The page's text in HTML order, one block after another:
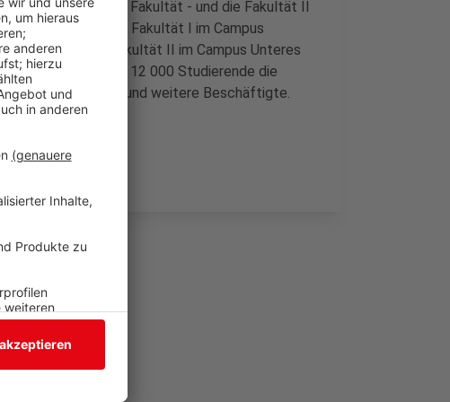
Philosophische Fakultät - und die Fakultät II
zu finden sein: die Fakultät I im Campus
die Fakultät II im Campus Unteres
werden bis zu 12 000 Studierende die
plus Dozenten und weitere Beschäftigte.